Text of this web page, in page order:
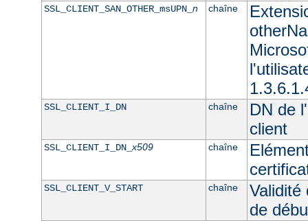
SSL_CLIENT_SAN_OTHER_msUPN_ n chaîne
SSL_CLIENT_I_DN chaîne
DN de
client
SSL_CLIENT_I_DN_x509 chaîne
SSL_CLIENT_V_START chaîne
Validité
de